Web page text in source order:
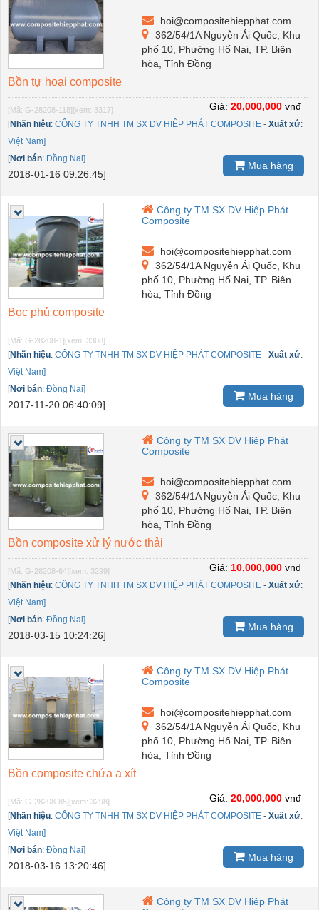
hoi@compositehiepphat.com
362/54/1A Nguyễn Ái Quốc, Khu
phố 10, Phường Hố Nai, TP. Biên
hòa, Tỉnh Đồng
Bồn tự hoại composite
[Mã: G-28208-118] [xem: 3317]
[Nhãn hiệu: CÔNG TY TNHH TM SX DV HIỆP PHÁT COMPOSITE - Xuất xứ:
Việt Nam]
[Nơi bán: Đồng Nai]
2018-01-16 09:26:45]
Giá: 20,000,000 vnđ
Mua hàng
Công ty TM SX DV Hiệp Phát
Composite
hoi@compositehiepphat.com
362/54/1A Nguyễn Ái Quốc, Khu
phố 10, Phường Hố Nai, TP. Biên
hòa, Tỉnh Đồng
Bọc phủ composite
[Mã: G-28208-1] [xem: 3308]
[Nhãn hiệu: CÔNG TY TNHH TM SX DV HIỆP PHÁT COMPOSITE - Xuất xứ:
Việt Nam]
[Nơi bán: Đồng Nai]
2017-11-20 06:40:09]
Mua hàng
Công ty TM SX DV Hiệp Phát
Composite
hoi@compositehiepphat.com
362/54/1A Nguyễn Ái Quốc, Khu
phố 10, Phường Hố Nai, TP. Biên
hòa, Tỉnh Đồng
Bồn composite xử lý nước thải
[Mã: G-28208-64] [xem: 3299]
[Nhãn hiệu: CÔNG TY TNHH TM SX DV HIỆP PHÁT COMPOSITE - Xuất xứ:
Việt Nam]
[Nơi bán: Đồng Nai]
2018-03-15 10:24:26]
Giá: 10,000,000 vnđ
Mua hàng
Công ty TM SX DV Hiệp Phát
Composite
hoi@compositehiepphat.com
362/54/1A Nguyễn Ái Quốc, Khu
phố 10, Phường Hố Nai, TP. Biên
hòa, Tỉnh Đồng
Bồn composite chứa a xít
[Mã: G-28208-85] [xem: 3298]
[Nhãn hiệu: CÔNG TY TNHH TM SX DV HIỆP PHÁT COMPOSITE - Xuất xứ:
Việt Nam]
[Nơi bán: Đồng Nai]
2018-03-16 13:20:46]
Giá: 20,000,000 vnđ
Mua hàng
Công ty TM SX DV Hiệp Phát